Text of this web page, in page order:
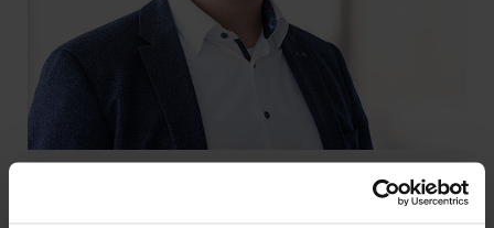
Die Trends der Health-IT: KI, Cloud und